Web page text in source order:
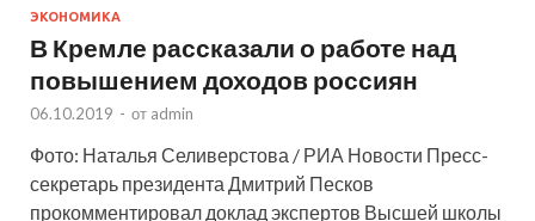
ЭКОНОМИКА
В Кремле рассказали о работе над
повышением доходов россиян
06.10.2019 - от admin
Фото: Наталья Селиверстова / РИА Новости Пресс-
секретарь президента Дмитрий Песков
прокомментировал доклад экспертов Высшей школы